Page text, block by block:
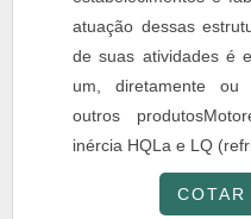
atuação dessas
de suas atividades é
um, diretamente ou
outros
inércia HQLa e LQ
COTAR